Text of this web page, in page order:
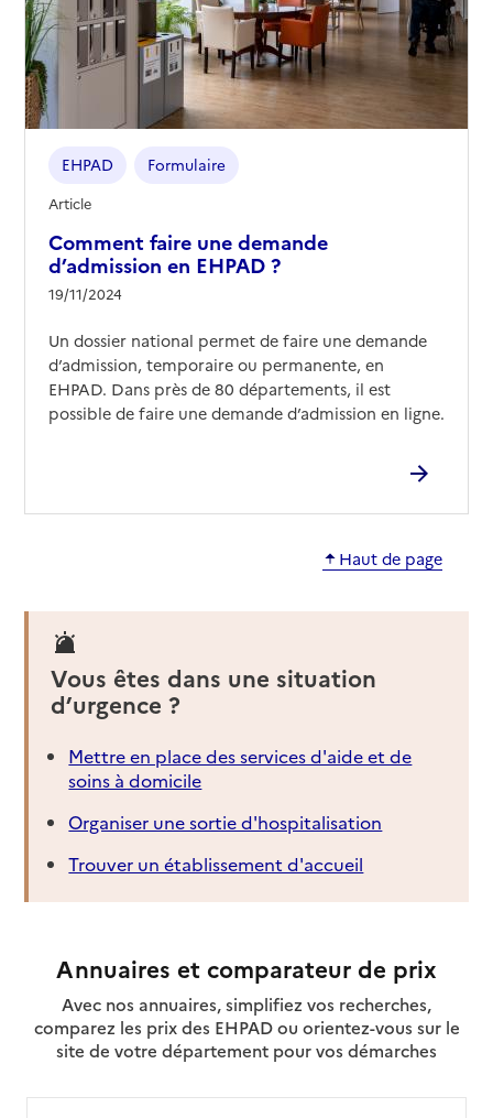
Comment faire une demande
d’admission en EHPAD ?
19/11/2024
EHPAD Formulaire
Article
Un dossier national permet de faire une demande
d’admission, temporaire ou permanente, en
EHPAD. Dans près de 80 départements, il est
possible de faire une demande d’admission en ligne.
Haut de page
Vous êtes dans une situation
d’urgence ?
Mettre en place des services d'aide et de
soins à domicile
Organiser une sortie d'hospitalisation
Trouver un établissement d'accueil
Annuaires et comparateur de prix
Avec nos annuaires, simplifiez vos recherches,
comparez les prix des EHPAD ou orientez-vous sur le
site de votre département pour vos démarches